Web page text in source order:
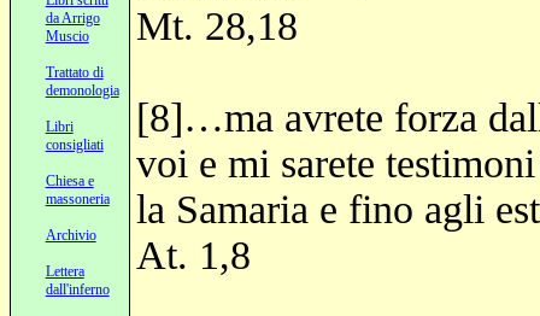
da Arrigo
Muscio
Trattato di
demonologia
Libri
consigliati
Chiesa e
massoneria
Archivio
Lettera
dall'inferno
Mt. 28,18
[8]…ma avrete forza
voi e mi sarete
la Samaria e fino agli
At. 1,8